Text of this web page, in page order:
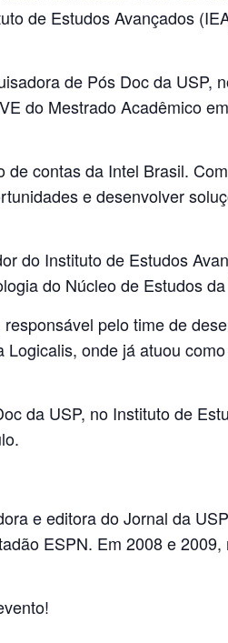
de Estudos Avançados
de Pós Doc da USP,
do Mestrado Acadêmico
de contas da Intel Brasil.
e desenvolver
do Instituto de Estudos
do Núcleo de Estudos
pelo time de
onde já atuou
da USP, no Instituto de
e editora do Jornal da
ESPN. Em 2008 e